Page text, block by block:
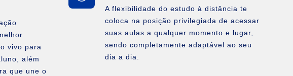
vivo para
além
que une o
A flexibilidade do estudo à distância te
coloca na posição privilegiada de acessar
suas aulas a qualquer momento e lugar,
sendo completamente adaptável ao seu
dia a dia.